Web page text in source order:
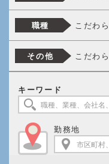
職種 こだわ
その他 こだわ
キーワード
勤務地